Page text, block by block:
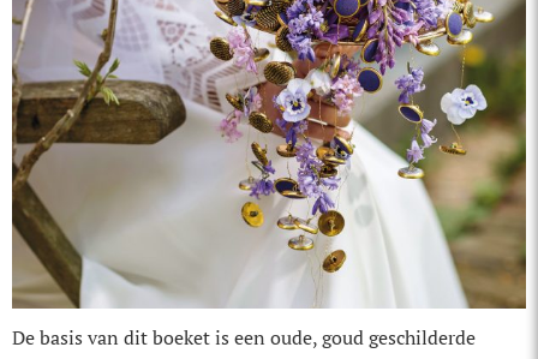
SHOP
NEDERLANDS
ABONNEER
De basis van dit boeket is een oude, goud geschilderde